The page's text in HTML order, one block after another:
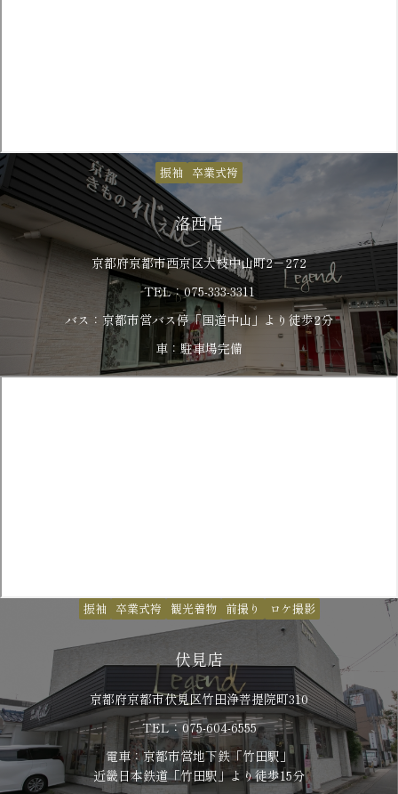
振袖 卒業式袴
洛西店
京都府京都市西京区大枝中山町2－272
TEL：075-333-3311
バス：京都市営バス停「国道中山」より徒歩2分
車：駐車場完備
振袖 卒業式袴 観光着物 前撮り ロケ撮影
伏見店
京都府京都市伏見区竹田浄菩提院町310
TEL：075-604-6555
電車：京都市営地下鉄「竹田駅」
​​​​​​​近畿日本鉄道「竹田駅」より徒歩15分